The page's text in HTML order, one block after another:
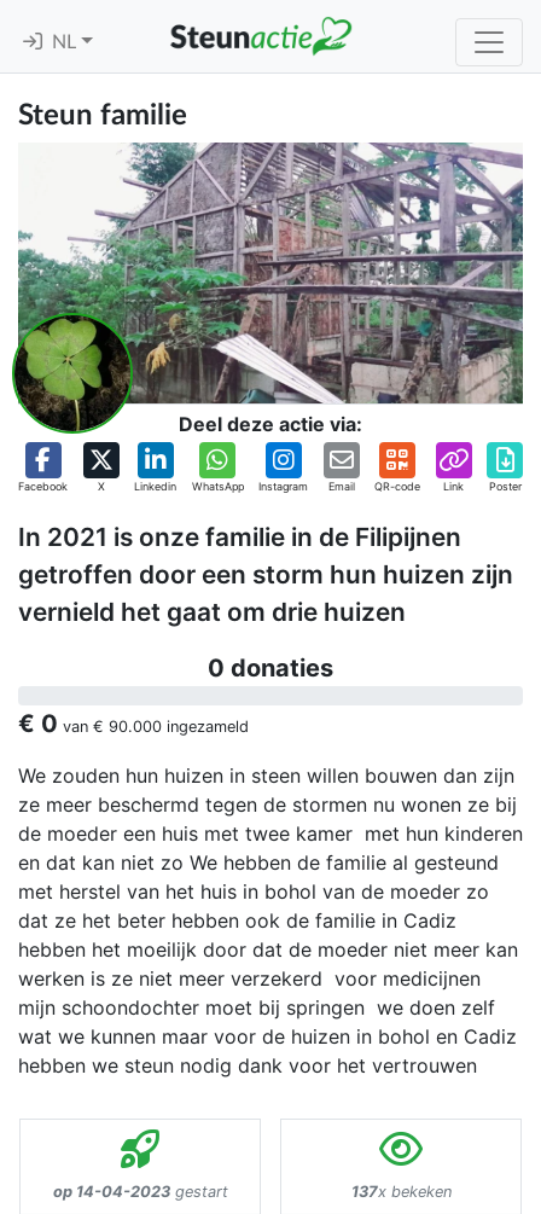
NL
Steun familie
Deel deze actie via:
Facebook X Linkedin WhatsApp Instagram Email QR-code Link Poster
In 2021 is onze familie in de Filipijnen
getroffen door een storm hun huizen zijn
vernield het gaat om drie huizen
0 donaties
€ 0 van € 90.000 ingezameld
We zouden hun huizen in steen willen bouwen dan zijn
ze meer beschermd tegen de stormen nu wonen ze bij
de moeder een huis met twee kamer met hun kinderen
en dat kan niet zo We hebben de familie al gesteund
met herstel van het huis in bohol van de moeder zo
dat ze het beter hebben ook de familie in Cadiz
hebben het moeilijk door dat de moeder niet meer kan
werken is ze niet meer verzekerd voor medicijnen
mijn schoondochter moet bij springen we doen zelf
wat we kunnen maar voor de huizen in bohol en Cadiz
hebben we steun nodig dank voor het vertrouwen
op 14-04-2023gestart 137x bekeken